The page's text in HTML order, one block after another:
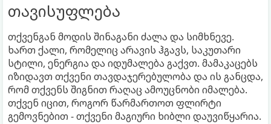
თავისუფლება
თქვენგან მოდის შინაგანი ძალა და სიმხნევე.
ხართ ქალი, რომელიც არავის ჰგავს, საკუთარი
სტილი, ენერგია და იდუმალება გაქვთ. მამაკაცებს
იზიდავთ თქვენი თავდაჯერებულობა და ის განცდა,
რომ თქვენს შიგნით რაღაც ამოუცნობი იმალება.
თქვენ იცით, როგორ წარმართოთ ფლირტი
გემოვნებით - თქვენი მაგიური ხიბლი დაუვიწყარია.